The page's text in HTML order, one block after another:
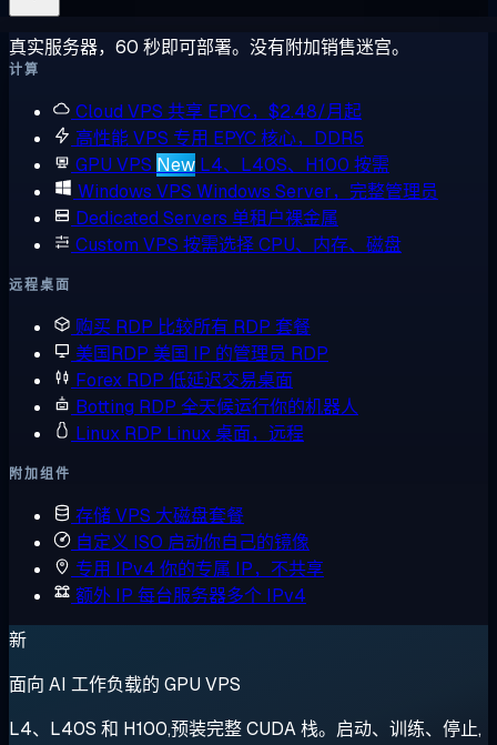
真实服务器，60 秒即可部署。没有附加销售迷宫。
计算
Cloud VPS 共享 EPYC，$2.48/月起
高性能 VPS 专用 EPYC 核心，DDR5
GPU VPS New L4、L40S、H100 按需
Windows VPS Windows Server，完整管理员
Dedicated Servers 单租户裸金属
Custom VPS 按需选择 CPU、内存、磁盘
远程桌面
购买 RDP 比较所有 RDP 套餐
美国RDP 美国 IP 的管理员 RDP
Forex RDP 低延迟交易桌面
Botting RDP 全天候运行你的机器人
Linux RDP Linux 桌面，远程
附加组件
存储 VPS 大磁盘套餐
自定义 ISO 启动你自己的镜像
专用 IPv4 你的专属 IP，不共享
额外 IP 每台服务器多个 IPv4
新
面向 AI 工作负载的 GPU VPS
L4、L40S 和 H100,预装完整 CUDA 栈。启动、训练、停止,